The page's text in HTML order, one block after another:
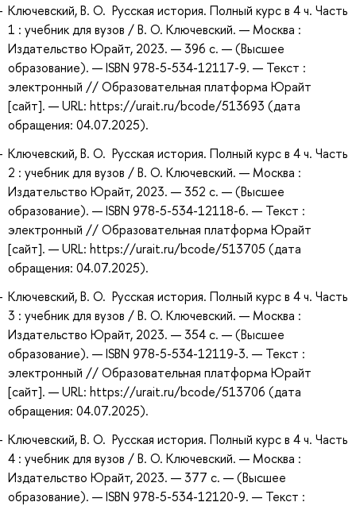
Ключевский, В. О. Русская история. Полный курс в 4 ч. Часть
1 : учебник для вузов / В. О. Ключевский. — Москва :
Издательство Юрайт, 2023. — 396 с. — (Высшее
образование). — ISBN 978-5-534-12117-9. — Текст :
электронный // Образовательная платформа Юрайт
[сайт]. — URL: https://urait.ru/bcode/513693 (дата
обращения: 04.07.2025).
Ключевский, В. О. Русская история. Полный курс в 4 ч. Часть
2 : учебник для вузов / В. О. Ключевский. — Москва :
Издательство Юрайт, 2023. — 352 с. — (Высшее
образование). — ISBN 978-5-534-12118-6. — Текст :
электронный // Образовательная платформа Юрайт
[сайт]. — URL: https://urait.ru/bcode/513705 (дата
обращения: 04.07.2025).
Ключевский, В. О. Русская история. Полный курс в 4 ч. Часть
3 : учебник для вузов / В. О. Ключевский. — Москва :
Издательство Юрайт, 2023. — 354 с. — (Высшее
образование). — ISBN 978-5-534-12119-3. — Текст :
электронный // Образовательная платформа Юрайт
[сайт]. — URL: https://urait.ru/bcode/513706 (дата
обращения: 04.07.2025).
Ключевский, В. О. Русская история. Полный курс в 4 ч. Часть
4 : учебник для вузов / В. О. Ключевский. — Москва :
Издательство Юрайт, 2023. — 377 с. — (Высшее
образование). — ISBN 978-5-534-12120-9. — Текст :